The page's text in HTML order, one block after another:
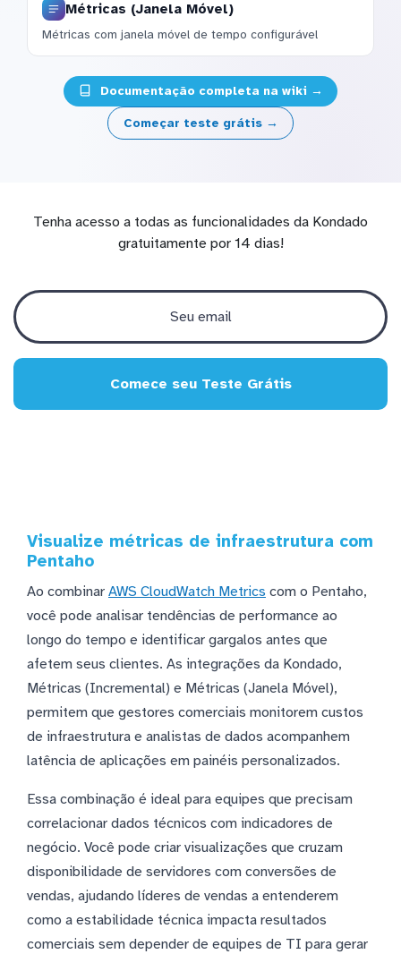
Métricas (Janela Móvel)
Métricas com janela móvel de tempo configurável
Documentação completa na wiki →
Começar teste grátis →
Tenha acesso a todas as funcionalidades da Kondado
gratuitamente por 14 dias!
Comece seu Teste Grátis
Visualize métricas de infraestrutura com
Pentaho
Ao combinar AWS CloudWatch Metrics com o Pentaho,
você pode analisar tendências de performance ao
longo do tempo e identificar gargalos antes que
afetem seus clientes. As integrações da Kondado,
Métricas (Incremental) e Métricas (Janela Móvel),
permitem que gestores comerciais monitorem custos
de infraestrutura e analistas de dados acompanhem
latência de aplicações em painéis personalizados.
Essa combinação é ideal para equipes que precisam
correlacionar dados técnicos com indicadores de
negócio. Você pode criar visualizações que cruzam
disponibilidade de servidores com conversões de
vendas, ajudando líderes de vendas a entenderem
como a estabilidade técnica impacta resultados
comerciais sem depender de equipes de TI para gerar